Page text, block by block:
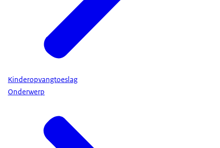
Kinderopvangtoeslag
Onderwerp